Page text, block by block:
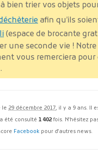
bien trier vos objets
afin qu’ils
(espace de brocante
une seconde vie ! Notre
vous remerciera pour
le 29 décembre 2017, il y a 9 ans. Il
été consulté 1 402fois. N'hésitez
Facebook pour d'autres news.